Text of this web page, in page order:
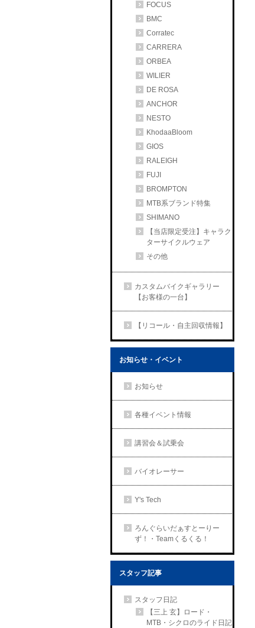
FOCUS
BMC
Corratec
CARRERA
ORBEA
WILIER
DE ROSA
ANCHOR
NESTO
KhodaaBloom
GIOS
RALEIGH
FUJI
BROMPTON
MTB系ブランド特集
SHIMANO
【当店限定受注】キャラク
ターサイクルウェア
その他
カスタムバイクギャラリー
【お客様の一台】
【リコール・自主回収情報】
お知らせ・イベント
お知らせ
各種イベント情報
講習会＆試乗会
バイオレーサー
Y's Tech
ろんぐらいだぁすとーりー
ず！・Teamくるくる！
スタッフ記事
スタッフ日記
【三上 玄】ロード・
MTB・シクロのライド日記